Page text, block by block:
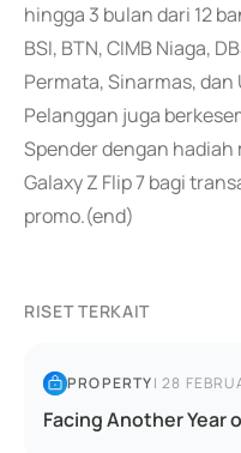
hingga 3 bulan dari 12
BSI, BTN, CIMB Niaga,
Permata, Sinarmas, dan
Pelanggan juga
Spender dengan
Galaxy Z Flip 7 bagi
promo.(end)
RISET TERKAIT
PROPERTY|28
Facing Another Year